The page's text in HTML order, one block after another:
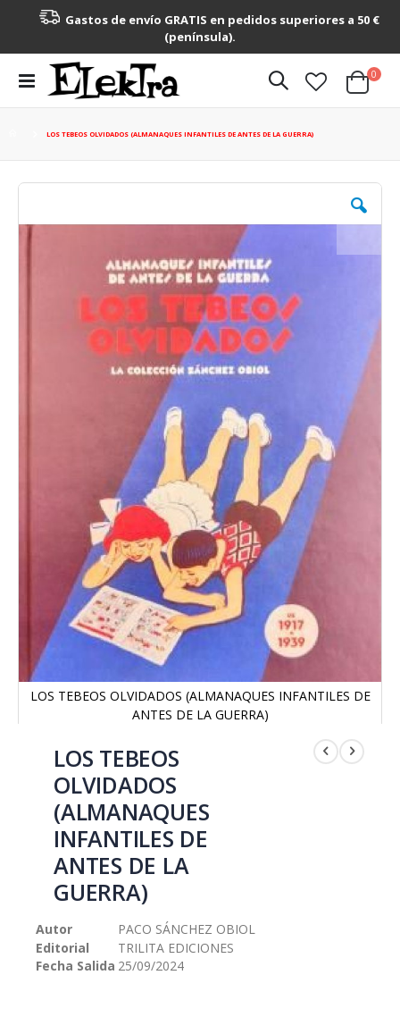
Gastos de envío GRATIS en pedidos superiores a 50 €
(península).
Toggle
Nav
Cart
0
LOS TEBEOS OLVIDADOS (ALMANAQUES INFANTILES DE ANTES DE LA GUERRA)
Saltar
final
de
LOS TEBEOS OLVIDADOS (ALMANAQUES INFANTILES DE
ANTES DE LA GUERRA)
comienzo
galería
imágenes
LOS TEBEOS
OLVIDADOS
(ALMANAQUES
INFANTILES DE
ANTES DE LA
GUERRA)
Autor
PACO SÁNCHEZ OBIOL
Editorial
TRILITA EDICIONES
Fecha Salida 25/09/2024